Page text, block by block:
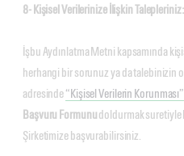
8- Kişisel Verilerinize İlişkin Talepleriniz:
İşbu Aydınlatma Metni kapsamında
herhangi bir sorunuz ya da talebinizin
adresinde“Kişisel Verilerin Korunması”
Başvuru Formunudoldurmak
Şirketimize başvurabilirsiniz.